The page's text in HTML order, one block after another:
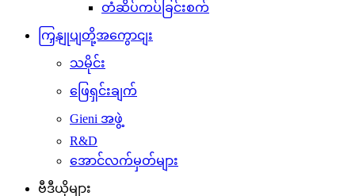
တံဆိပ်ကပ်ခြင်းစက်
ကြှနျုပျတို့အကွောငျး
သမိုင်း
ဖြေရှင်းချက်
Gieni အဖွဲ့
R&D
အောင်လက်မှတ်များ
ဗီဒီယိုများ